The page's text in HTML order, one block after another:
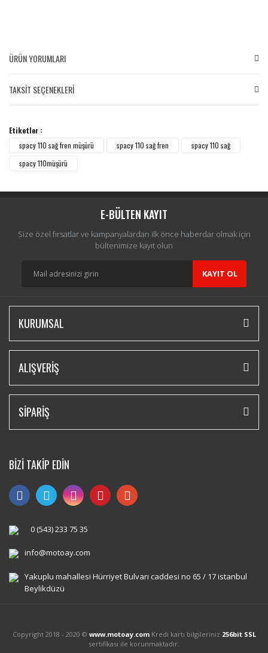
ÜRÜN YORUMLARI
TAKSİT SEÇENEKLERİ
Etiketler :
spacy 110 sağ fren müşürü
spacy 110 sağ fren
spacy 110 sağ
spacy 110müşürü
E-BÜLTEN KAYIT
Size özel fırsatlar ve kampanyalardan ilk önce haberdar olmak için
bültenimize kayıt olun
KAYIT OL
KURUMSAL
ALIŞVERİŞ
SİPARİŞ
BİZİ TAKİP EDİN
0 (543) 233 75 35
info@motoay.com
Yakuplu mahallesi Hürriyet Bulvarı caddesi no 65 / 17 istanbul
Beylikdüzü
Copyright 2018 - 2020 © www.motoay.comKredi kartı bilgileriniz 256bit SSL
sertifikası ile korunmaktadır.